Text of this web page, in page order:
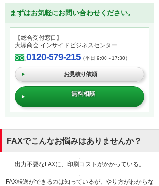
まずはお気軽にお問い合わせください。
【総合受付窓口】
大塚商会 インサイドビジネスセンター
0120-579-215（平日 9:00～17:30）
お見積り依頼
無料相談
FAXでこんなお悩みはありませんか？
出力不要なFAXに、印刷コストがかかっている。
FAX転送ができるのは知っているが、やり方がわからな